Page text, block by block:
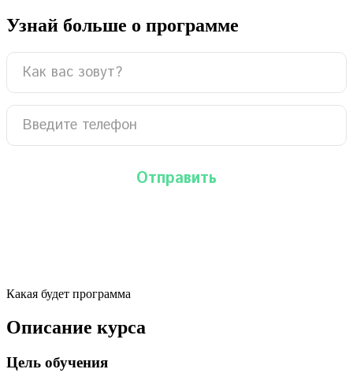
Узнай больше о программе
Какая будет программа
Описание курса
Цель обучения